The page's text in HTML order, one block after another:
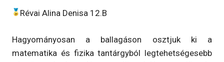
Révai Alina Denisa 12.B
Hagyományosan a ballagáson osztjuk ki a
matematika és fizika tantárgyból legtehetségesebb